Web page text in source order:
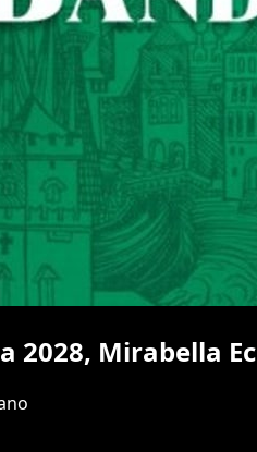
2028, Mirabella